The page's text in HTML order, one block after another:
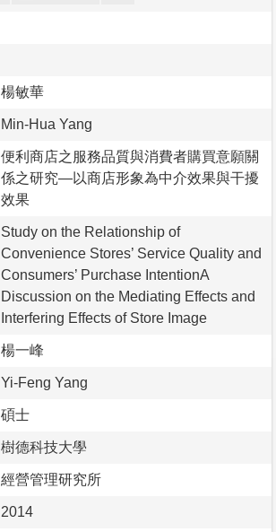
楊敏華
Min-Hua Yang
便利商店之服務品質與消費者購買意願關
係之研究—以商店形象為中介效果與干擾
效果
Study on the Relationship of
Convenience Stores’ Service Quality and
Consumers’ Purchase IntentionA
Discussion on the Mediating Effects and
Interfering Effects of Store Image
楊一峰
Yi-Feng Yang
碩士
樹德科技大學
經營管理研究所
2014